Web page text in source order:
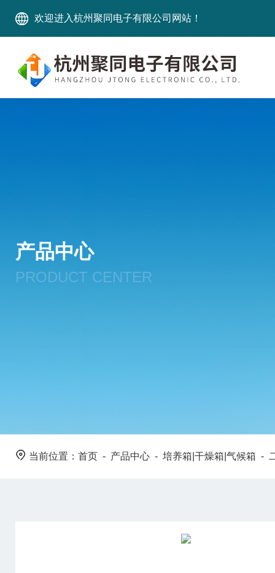
欢迎进入杭州聚同电子有限公司网站！
产品中心
PRODUCT CENTER
当前位置： 首页 - 产品中心 - 培养箱|干燥箱|气候箱 -